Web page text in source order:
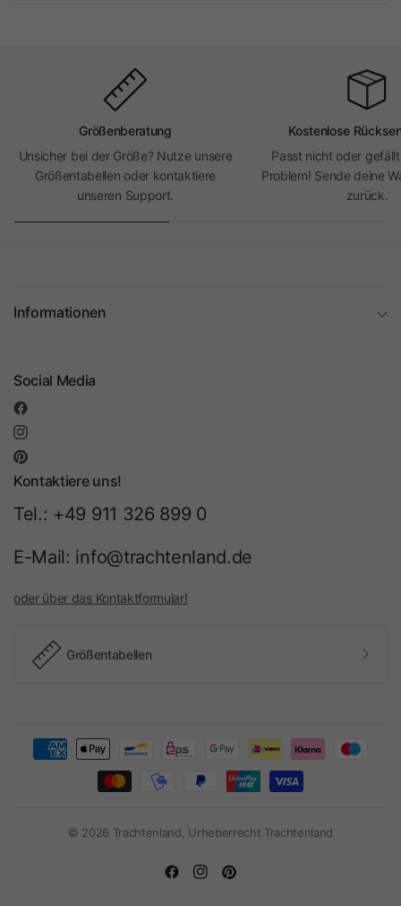
Größenberatung
Unsicher bei der Größe? Nutze unsere
Größentabellen oder kontaktiere
unseren Support.
Kostenlose
Passt nicht oder
Problem! Sende deine
zurück.
Informationen
Social Media
Kontaktiere uns!
Tel.: +49 911 326 899 0
E-Mail: info@trachtenland.de
oder über das Kontaktformular!
Größentabellen
© 2026 Trachtenland, Urheberrecht Trachtenland